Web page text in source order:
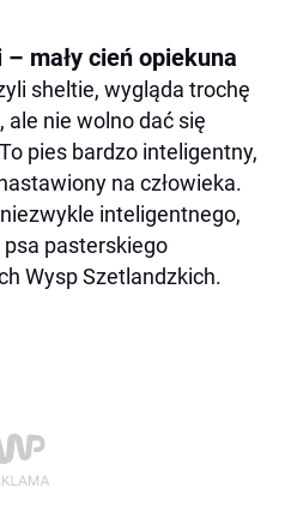
mały cień opiekuna
sheltie, wygląda trochę
ale nie wolno dać się
pies bardzo inteligentny,
na człowieka.
inteligentnego,
psa pasterskiego
Wysp Szetlandzkich.